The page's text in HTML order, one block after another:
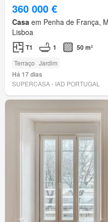
360 000 €
Casa em Penha de França,
Lisboa
T1 1 50 m²
Terraço Jardim
Há 17 dias
SUPERCASA - IAD PORTUGAL